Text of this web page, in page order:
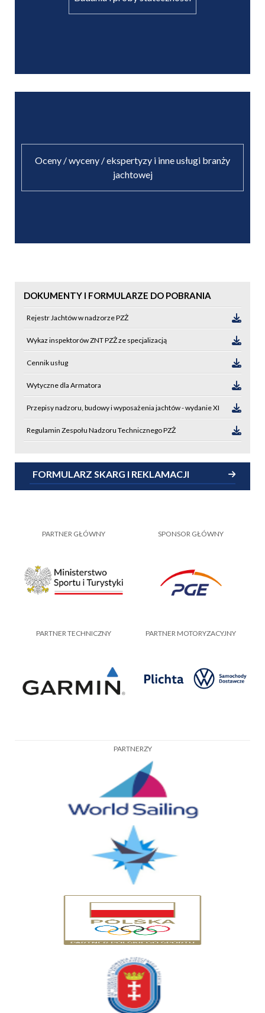
Oceny / wyceny / ekspertyzy i inne usługi branży
jachtowej
DOKUMENTY I FORMULARZE DO POBRANIA
Rejestr Jachtów w nadzorze PZŻ
Wykaz inspektorów ZNT PZŻ ze specjalizacją
Cennik usług
Wytyczne dla Armatora
Przepisy nadzoru, budowy i wyposażenia jachtów - wydanie XI
Regulamin Zespołu Nadzoru Technicznego PZŻ
FORMULARZ SKARG I REKLAMACJI
PARTNER GŁÓWNY SPONSOR GŁÓWNY
PARTNER TECHNICZNY PARTNER MOTORYZACYJNY
PARTNERZY